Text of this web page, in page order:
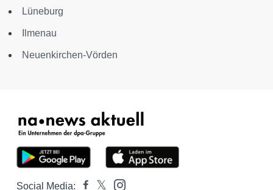
Lüneburg
Ilmenau
Neuenkirchen-Vörden
Social Media: